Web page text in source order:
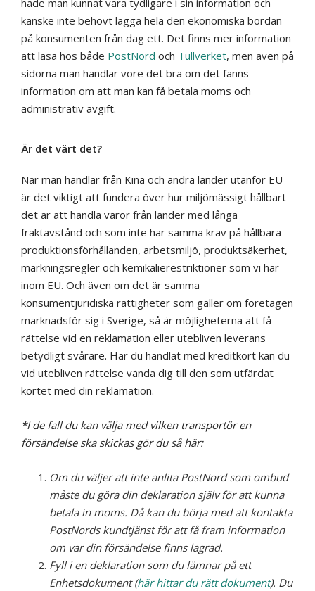
hade man kunnat vara tydligare i sin information och
kanske inte behövt lägga hela den ekonomiska bördan
på konsumenten från dag ett. Det finns mer information
att läsa hos både PostNord och Tullverket, men även på
sidorna man handlar vore det bra om det fanns
information om att man kan få betala moms och
administrativ avgift.
Är det värt det?
När man handlar från Kina och andra länder utanför EU
är det viktigt att fundera över hur miljömässigt hållbart
det är att handla varor från länder med långa
fraktavstånd och som inte har samma krav på hållbara
produktionsförhållanden, arbetsmiljö, produktsäkerhet,
märkningsregler och kemikalierestriktioner som vi har
inom EU. Och även om det är samma
konsumentjuridiska rättigheter som gäller om företagen
marknadsför sig i Sverige, så är möjligheterna att få
rättelse vid en reklamation eller utebliven leverans
betydligt svårare. Har du handlat med kreditkort kan du
vid utebliven rättelse vända dig till den som utfärdat
kortet med din reklamation.
*I de fall du kan välja med vilken transportör en
försändelse ska skickas gör du så här:
Om du väljer att inte anlita PostNord som ombud
måste du göra din deklaration själv för att kunna
betala in moms. Då kan du börja med att kontakta
PostNords kundtjänst för att få fram information
om var din försändelse finns lagrad.
Fyll i en deklaration som du lämnar på ett
Enhetsdokument (här hittar du rätt dokument). Du